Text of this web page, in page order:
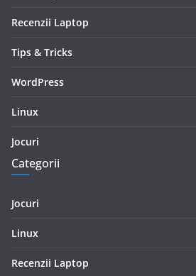
Recenzii Laptop
Tips & Tricks
WordPress
Linux
Jocuri
Categorii
Jocuri
Linux
Recenzii Laptop